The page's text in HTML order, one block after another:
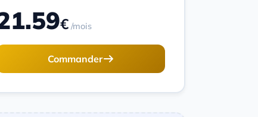
€ /mois
Commander